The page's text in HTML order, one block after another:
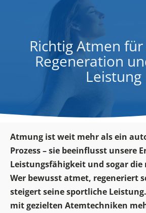
Richtig Atmen
Regeneration
Leistung
Atmung ist weit mehr als ein
Prozess – sie beeinflusst unsere
Leistungsfähigkeit und sogar die
Wer bewusst atmet, regeneriert
steigert seine sportliche
mit gezielten Atemtechniken